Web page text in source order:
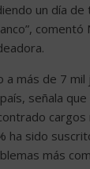
un día de
comentó
a más de 7
señala
cargos
ha sido
más